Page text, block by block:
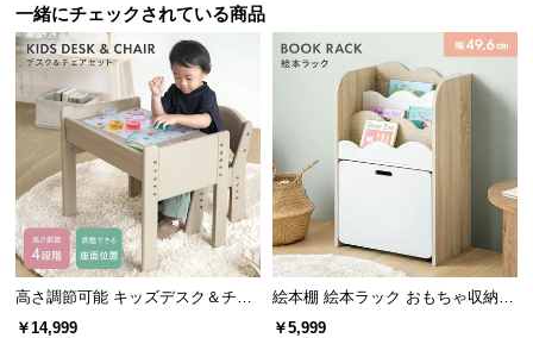
保
証
に
つ
て
会
員
規
約
一緒にチェックされている商品
高さ調節可能 キッズデスク＆チェ
アセット
￥14,999
絵本棚 絵本ラック おもちゃ収納
絵本本棚
￥5,999